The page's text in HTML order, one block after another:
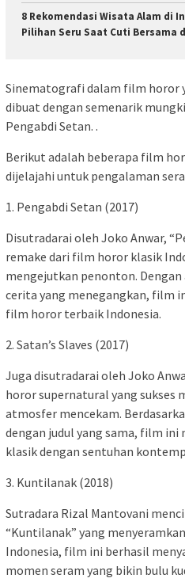
8 Rekomendasi Wisata Alam di
Pilihan Seru Saat Cuti Bersama
Sinematografi dalam film horor
dibuat dengan semenarik
Pengabdi Setan. .
Berikut adalah beberapa film
dijelajahi untuk pengalaman
1. Pengabdi Setan (2017)
Disutradarai oleh Joko Anwar,
remake dari film horor klasik
mengejutkan penonton.
cerita yang menegangkan, film
film horor terbaik Indonesia.
2. Satan’s Slaves (2017)
Juga disutradarai oleh Joko
horor supernatural yang sukses
atmosfer mencekam.
dengan judul yang sama, film
klasik dengan sentuhan
3. Kuntilanak (2018)
Sutradara Rizal Mantovani
“Kuntilanak” yang
Indonesia, film ini berhasil
momen seram yang bikin bulu